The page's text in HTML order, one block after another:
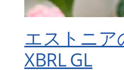
エストニア
XBRL GL